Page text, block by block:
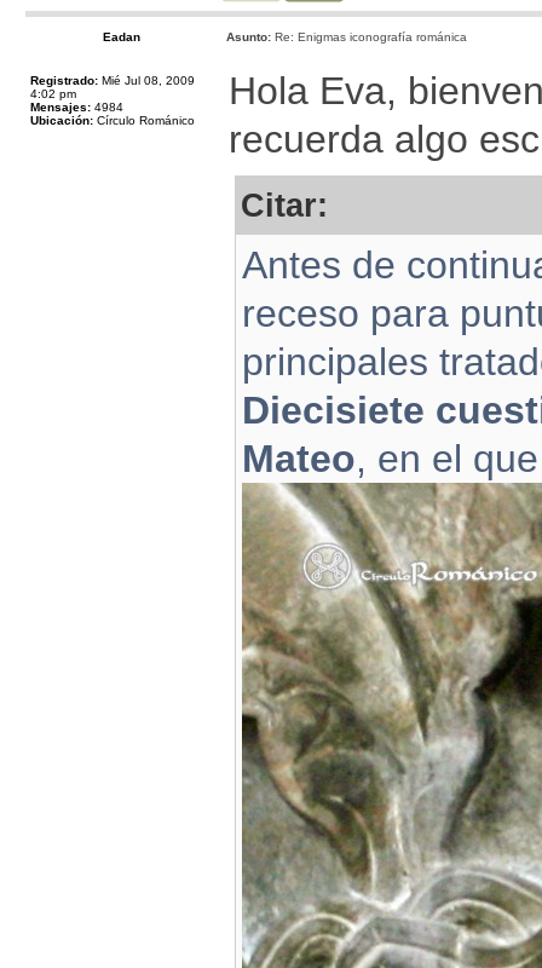
Eadan Asunto: Re: Enigmas iconografía románica
Registrado: Mié Jul 08, 2009
4:02 pm
Mensajes: 4984
Ubicación: Círculo Románico
Hola Eva,
recuerda algo
Citar:
Antes de
receso para
principales
Diecisiete
Mateo, en el